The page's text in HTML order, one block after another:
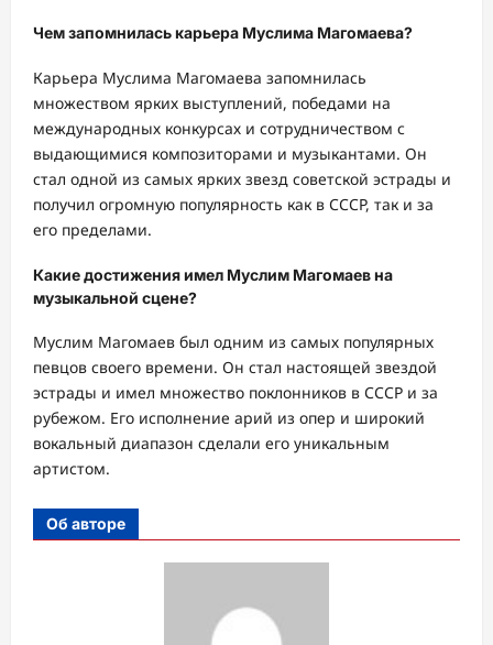
Чем запомнилась карьера Муслима Магомаева?
Карьера Муслима Магомаева запомнилась
множеством ярких выступлений, победами на
международных конкурсах и сотрудничеством с
выдающимися композиторами и музыкантами. Он
стал одной из самых ярких звезд советской эстрады и
получил огромную популярность как в СССР, так и за
его пределами.
Какие достижения имел Муслим Магомаев на
музыкальной сцене?
Муслим Магомаев был одним из самых популярных
певцов своего времени. Он стал настоящей звездой
эстрады и имел множество поклонников в СССР и за
рубежом. Его исполнение арий из опер и широкий
вокальный диапазон сделали его уникальным
артистом.
Об авторе